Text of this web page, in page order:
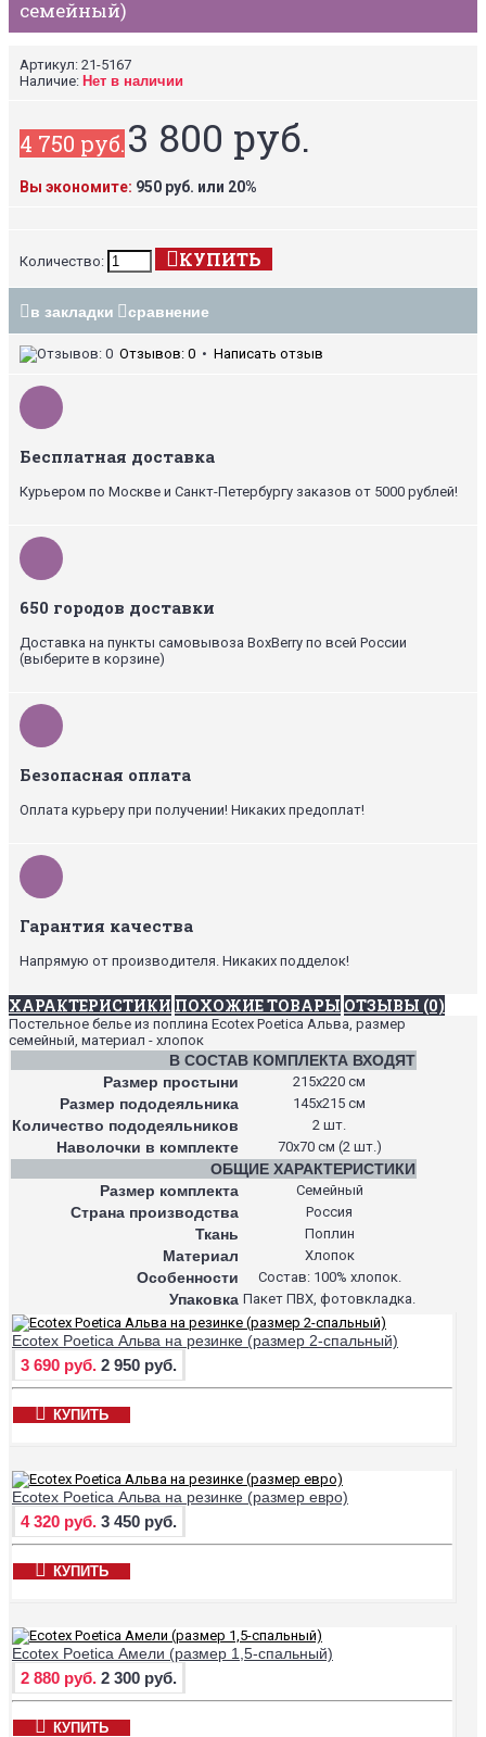
семейный)
Артикул: 21-5167
Наличие: Нет в наличии
4 750 руб.3 800 руб.
Вы экономите: 950 руб. или 20%
Количество: КУПИТЬ
в закладки сравнение
Отзывов: 0 • Написать отзыв
Бесплатная доставка
Курьером по Москве и Санкт-Петербургу заказов от 5000 рублей!
650 городов доставки
Доставка на пункты самовывоза BoxBerry по всей России
(выберите в корзине)
Безопасная оплата
Оплата курьеру при получении! Никаких предоплат!
Гарантия качества
Напрямую от производителя. Никаких подделок!
ХАРАКТЕРИСТИКИ ПОХОЖИЕ ТОВАРЫ ОТЗЫВЫ (0)
Постельное белье из поплина Ecotex Poetica Альва, размер
семейный, материал - хлопок
В СОСТАВ КОМПЛЕКТА ВХОДЯТ
Размер простыни
215х220 см
Размер пододеяльника 145х215 см
Количество пододеяльников 2 шт.
Наволочки в комплекте 70х70 см (2 шт.)
ОБЩИЕ ХАРАКТЕРИСТИКИ
Размер комплекта
Семейный
Страна производства Россия
Ткань Поплин
Материал Хлопок
Особенности Состав: 100% хлопок.
Упаковка Пакет ПВХ, фотовкладка.
Ecotex Poetica Альва на резинке (размер 2-спальный)
3 690 руб. 2 950 руб.
КУПИТЬ
Ecotex Poetica Альва на резинке (размер евро)
4 320 руб. 3 450 руб.
КУПИТЬ
Ecotex Poetica Амели (размер 1,5-спальный)
2 880 руб. 2 300 руб.
КУПИТЬ